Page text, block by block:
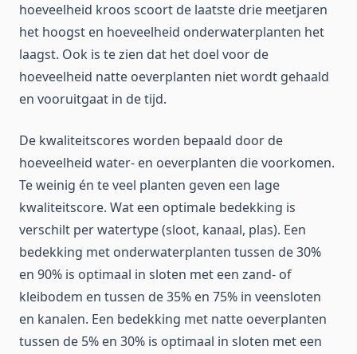
hoeveelheid kroos scoort de laatste drie meetjaren
het hoogst en hoeveelheid onderwaterplanten het
laagst. Ook is te zien dat het doel voor de
hoeveelheid natte oeverplanten niet wordt gehaald
en vooruitgaat in de tijd.
De kwaliteitscores worden bepaald door de
hoeveelheid water- en oeverplanten die voorkomen.
Te weinig én te veel planten geven een lage
kwaliteitscore. Wat een optimale bedekking is
verschilt per watertype (sloot, kanaal, plas). Een
bedekking met onderwaterplanten tussen de 30%
en 90% is optimaal in sloten met een zand- of
kleibodem en tussen de 35% en 75% in veensloten
en kanalen. Een bedekking met natte oeverplanten
tussen de 5% en 30% is optimaal in sloten met een